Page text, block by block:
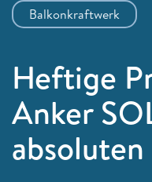
Balkonkraftwerk
Heftige
Anker